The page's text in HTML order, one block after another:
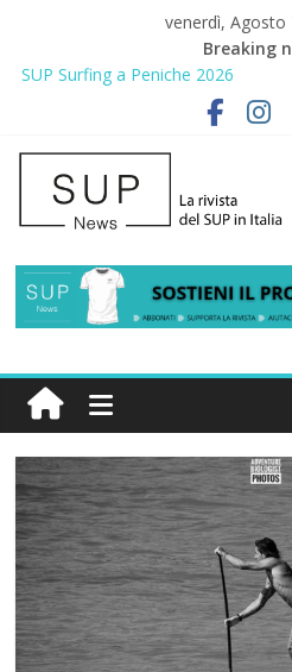
venerdì, Agosto
Breaking
2° Urban Sup Trophy: la regata
SUP Surfing a Peniche 2026
AirSUP a Gallico: prima storica
Gallico Paddle Fest 2026: sul
del SUP
Porto Selvaggio, a lezione di
prevenzione